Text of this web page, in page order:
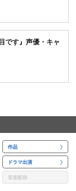
です』声優・キャ
作品
ドラマ出演
音楽配信